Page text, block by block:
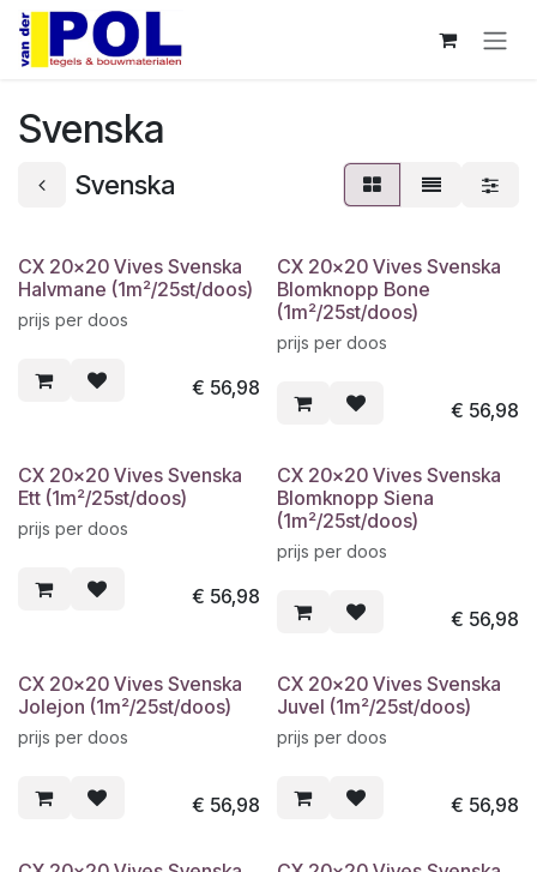
Overslaan naar inhoud
Svenska
Svenska
CX 20x20 Vives Svenska
Halvmane (1m²/25st/doos)
prijs per doos
€ 56,98
CX 20x20 Vives Svenska
Blomknopp Bone
(1m²/25st/doos)
prijs per doos
€ 56,98
CX 20x20 Vives Svenska
Ett (1m²/25st/doos)
prijs per doos
€ 56,98
CX 20x20 Vives Svenska
Blomknopp Siena
(1m²/25st/doos)
prijs per doos
€ 56,98
CX 20x20 Vives Svenska
Jolejon (1m²/25st/doos)
prijs per doos
€ 56,98
CX 20x20 Vives Svenska
Juvel (1m²/25st/doos)
prijs per doos
€ 56,98